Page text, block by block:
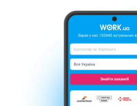
Контакти Про нас
Допомога